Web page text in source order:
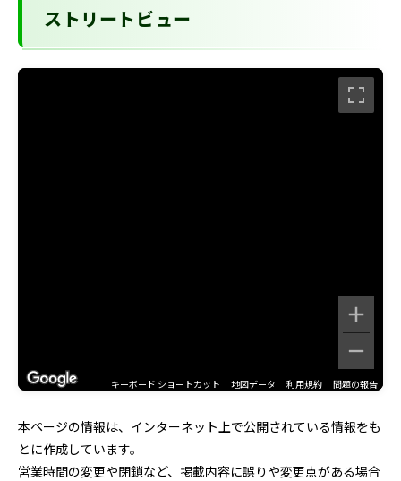
ストリートビュー
キーボード ショートカット 地図データ 利用規約 問題の報告
本ページの情報は、インターネット上で公開されている情報をも
とに作成しています。
営業時間の変更や閉鎖など、掲載内容に誤りや変更点がある場合